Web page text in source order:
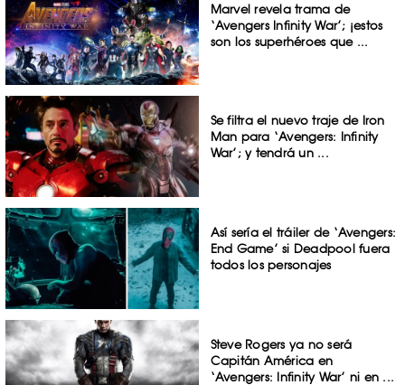
Marvel revela trama de
‘Avengers Infinity War’; ¡estos
son los superhéroes que ...
Se filtra el nuevo traje de Iron
Man para ‘Avengers: Infinity
War’; y tendrá un ...
Así sería el tráiler de ‘Avengers:
End Game’ si Deadpool fuera
todos los personajes
Steve Rogers ya no será
Capitán América en
‘Avengers: Infinity War’ ni en ...